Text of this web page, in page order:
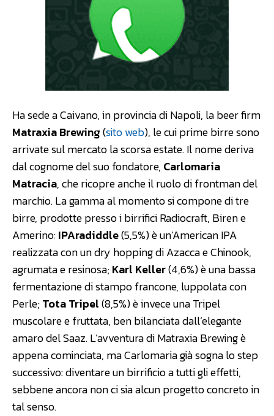
Ha sede a Caivano, in provincia di Napoli, la beer firm
Matraxia Brewing(sito web), le cui prime birre sono
arrivate sul mercato la scorsa estate. Il nome deriva
dal cognome del suo fondatore, Carlomaria
Matracia, che ricopre anche il ruolo di frontman del
marchio. La gamma al momento si compone di tre
birre, prodotte presso i birrifici Radiocraft, Biren e
Amerino:IPAradiddle(5,5%) è un’American IPA
realizzata con un dry hopping di Azacca e Chinook,
agrumata e resinosa;Karl Keller(4,6%) è una bassa
fermentazione di stampo francone, luppolata con
Perle;Tota Tripel(8,5%) è invece una Tripel
muscolare e fruttata, ben bilanciata dall’elegante
amaro del Saaz. L’avventura di Matraxia Brewing è
appena cominciata, ma Carlomaria già sogna lo step
successivo: diventare un birrificio a tutti gli effetti,
sebbene ancora non ci sia alcun progetto concreto in
tal senso.